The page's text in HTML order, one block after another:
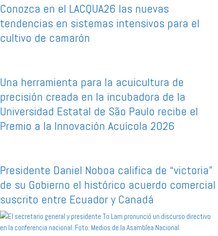
Conozca en el LACQUA26 las nuevas
tendencias en sistemas intensivos para el
cultivo de camarón
Una herramienta para la acuicultura de
precisión creada en la incubadora de la
Universidad Estatal de São Paulo recibe el
Premio a la Innovación Acuícola 2026
Presidente Daniel Noboa califica de “victoria”
de su Gobierno el histórico acuerdo comercial
suscrito entre Ecuador y Canadá